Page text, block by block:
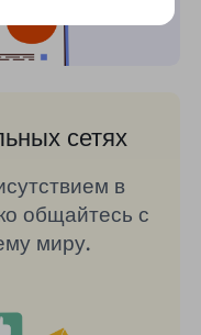
сетях
в
общайтесь с
миру.